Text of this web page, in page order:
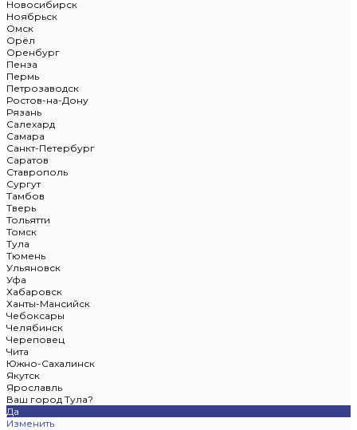
Новосибирск
Ноябрьск
Омск
Орёл
Оренбург
Пенза
Пермь
Петрозаводск
Ростов-на-Дону
Рязань
Салехард
Самара
Санкт-Петербург
Саратов
Ставрополь
Сургут
Тамбов
Тверь
Тольятти
Томск
Тула
Тюмень
Ульяновск
Уфа
Хабаровск
Ханты-Мансийск
Чебоксары
Челябинск
Череповец
Чита
Южно-Сахалинск
Якутск
Ярославль
Ваш город Тула?
Да
Изменить